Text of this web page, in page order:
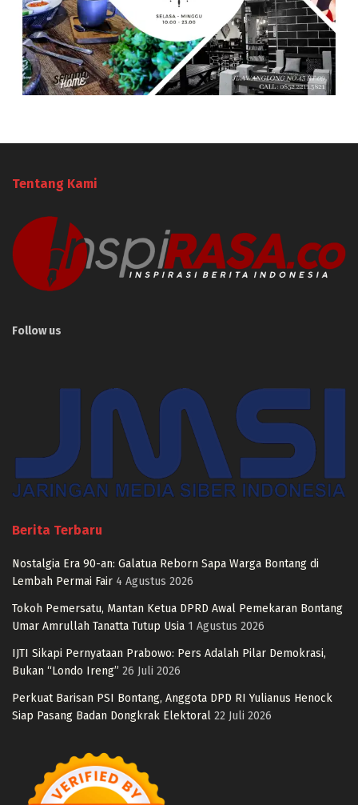
Tentang Kami
Follow us
Berita Terbaru
Nostalgia Era 90-an: Galatua Reborn Sapa Warga Bontang di
Lembah Permai Fair 4 Agustus 2026
Tokoh Pemersatu, Mantan Ketua DPRD Awal Pemekaran Bontang
Umar Amrullah Tanatta Tutup Usia 1 Agustus 2026
IJTI Sikapi Pernyataan Prabowo: Pers Adalah Pilar Demokrasi,
Bukan “Londo Ireng” 26 Juli 2026
Perkuat Barisan PSI Bontang, Anggota DPD RI Yulianus Henock
Siap Pasang Badan Dongkrak Elektoral 22 Juli 2026